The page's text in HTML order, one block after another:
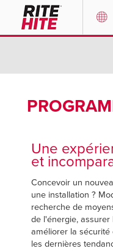
Portuguese
EUROPE
English
Une
et
Concevoir un
une installation ?
recherche de
de l'énergie, assurer
améliorer la sécurité
les dernières